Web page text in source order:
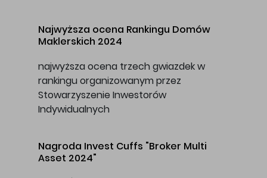
Najwyższa ocena Rankingu Domów
Maklerskich 2024
najwyższa ocena trzech gwiazdek w
rankingu organizowanym przez
Stowarzyszenie Inwestorów
Indywidualnych
Nagroda Invest Cuffs "Broker Multi
Asset 2024"